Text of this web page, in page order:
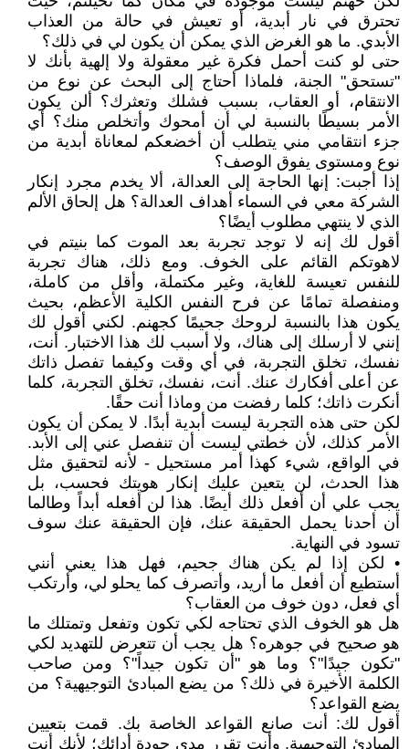
تحترق في نار أبدية، أو تعيش في حالة من العذاب
الأبدي. ما هو الغرض الذي يمكن أن يكون لي في ذلك؟
حتى لو كنت أحمل فكرة غير معقولة ولا إلهية بأنك لا
"تستحق" الجنة، فلماذا أحتاج إلى البحث عن نوع من
الانتقام، أو العقاب، بسبب فشلك وتعثرك؟ ألن يكون
الأمر بسيطًا بالنسبة لي أن أمحوك وأتخلص منك؟ أي
جزء انتقامي مني يتطلب أن أخضعكم لمعاناة أبدية من
نوع ومستوى يفوق الوصف؟
إذا أجبت: إنها الحاجة إلى العدالة، ألا يخدم مجرد إنكار
الشركة معي في السماء أهداف العدالة؟ هل إلحاق الألم
الذي لا ينتهي مطلوب أيضًا؟
أقول لك إنه لا توجد تجربة بعد الموت كما بنيتم في
لاهوتكم القائم على الخوف. ومع ذلك، هناك تجربة
للنفس تعيسة للغاية، وغير مكتملة، وأقل من كاملة،
ومنفصلة تمامًا عن فرح النفس الكلية الأعظم، بحيث
يكون هذا بالنسبة لروحك جحيمًا كجهنم. لكني أقول لك
إنني لا أرسلك إلى هناك، ولا أسبب لك هذا الاختبار. أنت،
نفسك، تخلق التجربة، في أي وقت وكيفما تفصل ذاتك
عن أعلى أفكارك عنك. أنت، نفسك، تخلق التجربة، كلما
أنكرت ذاتك؛ كلما رفضت من وماذا أنت حقًا.
لكن حتى هذه التجربة ليست أبدية أبدًا. لا يمكن أن يكون
الأمر كذلك، لأن خطتي ليست أن تنفصل عني إلى الأبد.
في الواقع، شيء كهذا أمر مستحيل - لأنه لتحقيق مثل
هذا الحدث، لن يتعين عليك إنكار هويتك فحسب، بل
يجب علي أن أفعل ذلك أيضًا. هذا لن أفعله أبداً وطالما
أن أحدنا يحمل الحقيقة عنك، فإن الحقيقة عنك سوف
تسود في النهاية.
• لكن إذا لم يكن هناك جحيم، فهل هذا يعني أنني
أستطيع أن أفعل ما أريد، وأتصرف كما يحلو لي، وأرتكب
أي فعل، دون خوف من العقاب؟
هل هو الخوف الذي تحتاجه لكي تكون وتفعل وتمتلك ما
هو صحيح في جوهره؟ هل يجب أن تتعرض للتهديد لكي
"تكون جيدًا"؟ وما هو "أن تكون جيداً"؟ ومن صاحب
الكلمة الأخيرة في ذلك؟ من يضع المبادئ التوجيهية؟ من
يضع القواعد؟
أقول لك: أنت صانع القواعد الخاصة بك. قمت بتعيين
المبادئ التوجيهية. وأنت تقرر مدى جودة أدائك؛ لأنك أنت